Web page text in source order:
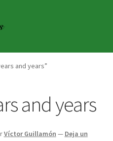
and years”
and years
Víctor Guillamón — Deja un